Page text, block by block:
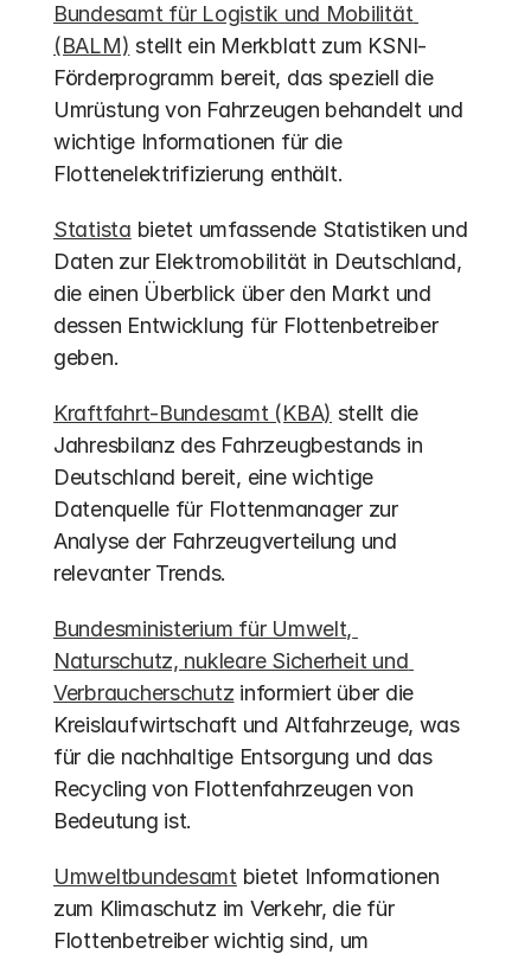
Bundesamt für Logistik und Mobilität
(BALM) stellt ein Merkblatt zum KSNI-
Förderprogramm bereit, das speziell die
Umrüstung von Fahrzeugen behandelt und
wichtige Informationen für die
Flottenelektrifizierung enthält.
Statista bietet umfassende Statistiken und
Daten zur Elektromobilität in Deutschland,
die einen Überblick über den Markt und
dessen Entwicklung für Flottenbetreiber
geben.
Kraftfahrt-Bundesamt (KBA) stellt die
Jahresbilanz des Fahrzeugbestands in
Deutschland bereit, eine wichtige
Datenquelle für Flottenmanager zur
Analyse der Fahrzeugverteilung und
relevanter Trends.
Bundesministerium für Umwelt,
Naturschutz, nukleare Sicherheit und
Verbraucherschutz informiert über die
Kreislaufwirtschaft und Altfahrzeuge, was
für die nachhaltige Entsorgung und das
Recycling von Flottenfahrzeugen von
Bedeutung ist.
Umweltbundesamt bietet Informationen
zum Klimaschutz im Verkehr, die für
Flottenbetreiber wichtig sind, um